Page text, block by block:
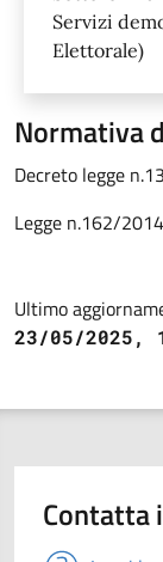
Servizi
Elettorale)
Normativa
Decreto legge
Legge n.162/2014
Ultimo
23/05/2025,
Contatta